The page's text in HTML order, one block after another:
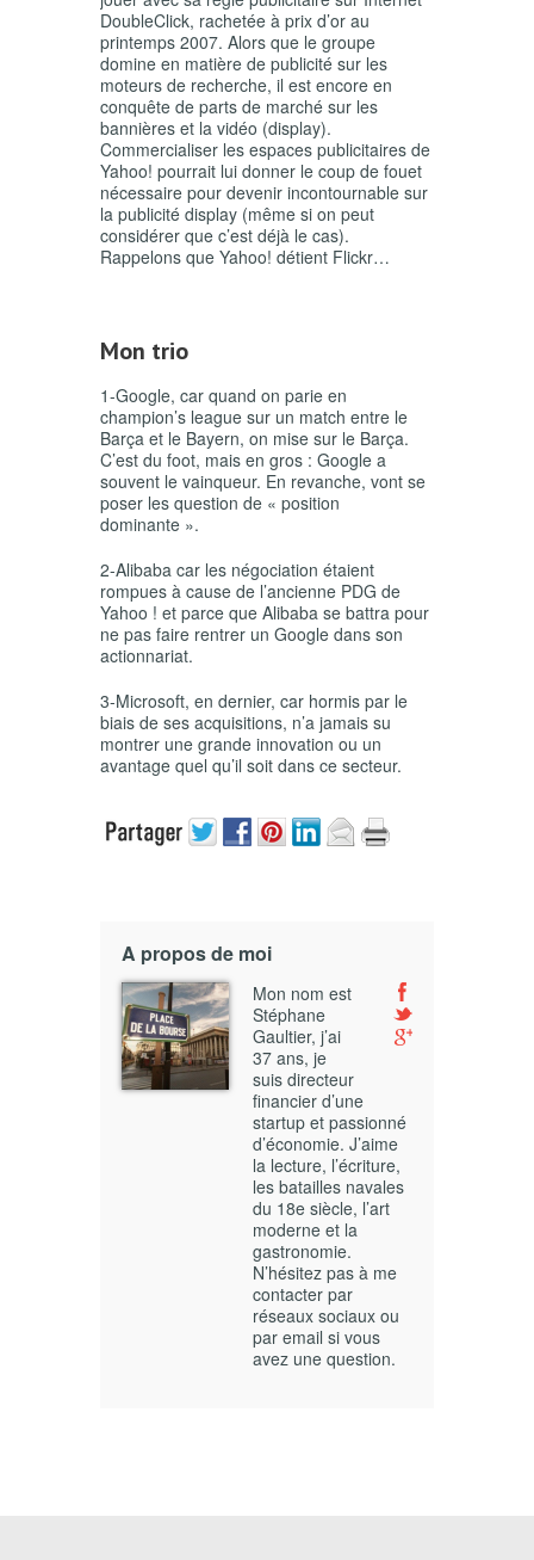
DoubleClick, rachetée à prix d’or au
printemps 2007. Alors que le groupe
domine en matière de publicité sur les
moteurs de recherche, il est encore en
conquête de parts de marché sur les
bannières et la vidéo (display).
Commercialiser les espaces publicitaires de
Yahoo! pourrait lui donner le coup de fouet
nécessaire pour devenir incontournable sur
la publicité display (même si on peut
considérer que c’est déjà le cas).
Rappelons que Yahoo! détient Flickr…
Mon trio
1-Google, car quand on parie en
champion’s league sur un match entre le
Barça et le Bayern, on mise sur le Barça.
C’est du foot, mais en gros : Google a
souvent le vainqueur. En revanche, vont se
poser les question de « position
dominante ».
2-Alibaba car les négociation étaient
rompues à cause de l’ancienne PDG de
Yahoo ! et parce que Alibaba se battra pour
ne pas faire rentrer un Google dans son
actionnariat.
3-Microsoft, en dernier, car hormis par le
biais de ses acquisitions, n’a jamais su
montrer une grande innovation ou un
avantage quel qu’il soit dans ce secteur.
A propos de moi
Mon nom est
Stéphane
Gaultier, j’ai
37 ans, je
suis directeur
financier d’une
startup et passionné
d’économie. J’aime
la lecture, l’écriture,
les batailles navales
du 18e siècle, l’art
moderne et la
gastronomie.
N’hésitez pas à me
contacter par
réseaux sociaux ou
par email si vous
avez une question.